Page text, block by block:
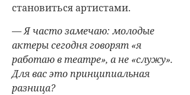
становиться артистами.
— Я часто замечаю: молодые
актеры сегодня говорят «я
работаю в театре», а не «служу».
Для вас это принципиальная
разница?